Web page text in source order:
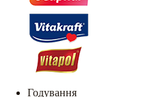
Годування